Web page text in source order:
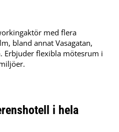
med flera
bland annat Vasagatan,
Erbjuder flexibla mötesrum i
i hela